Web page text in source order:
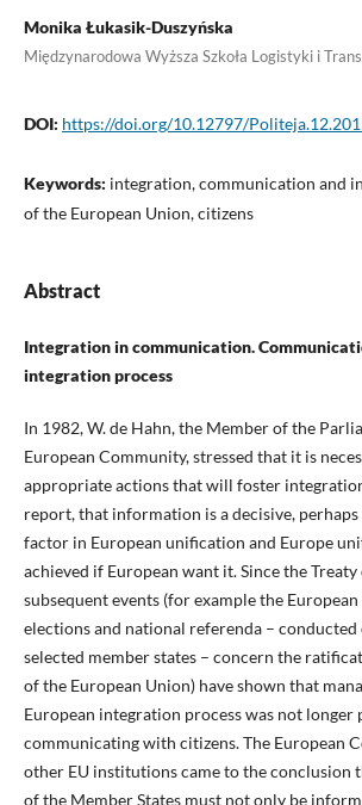
Monika Łukasik-Duszyńska
Międzynarodowa Wyższa Szkoła Logistyki i
DOI: https://doi.org/10.12797/
Keywords: integration, communication and
of the European Union, citizens
Abstract
Integration in communication.
integration process
In 1982, W. de Hahn, the Member of the
European Community, stressed that it is
appropriate actions that will foster
report, that information is a decisive,
factor in European unification and Europe
achieved if European want it. Since the
subsequent events (for example the
elections and national referenda – conducted
selected member states – concern the
of the European Union) have shown that
European integration process was not
communicating with citizens. The European
other EU institutions came to the conclusion
of the Member States must not only be